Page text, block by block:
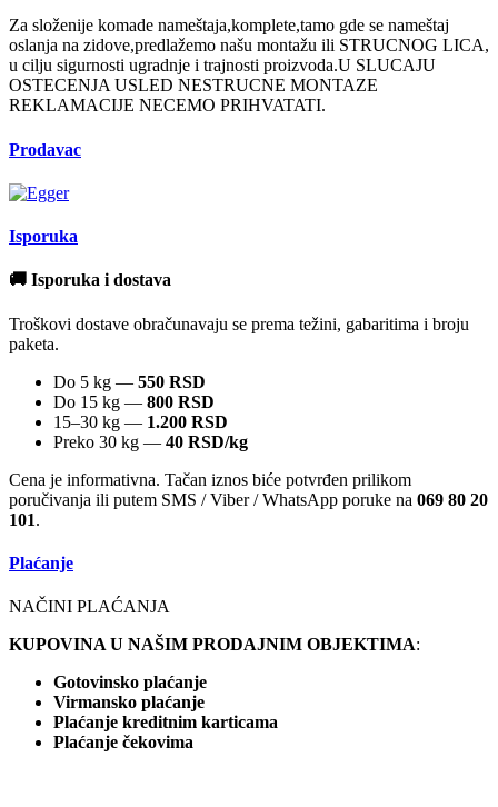
Za složenije komade nameštaja,komplete,tamo gde se nameštaj
oslanja na zidove,predlažemo našu montažu ili STRUCNOG LICA,
u cilju sigurnosti ugradnje i trajnosti proizvoda.U SLUCAJU
OSTECENJA USLED NESTRUCNE MONTAZE
REKLAMACIJE NECEMO PRIHVATATI.
Prodavac
Isporuka
🚚 Isporuka i dostava
Troškovi dostave obračunavaju se prema težini, gabaritima i broju
paketa.
Do 5 kg — 550 RSD
Do 15 kg — 800 RSD
15–30 kg — 1.200 RSD
Preko 30 kg — 40 RSD/kg
Cena je informativna. Tačan iznos biće potvrđen prilikom
poručivanja ili putem SMS / Viber / WhatsApp poruke na 069 80 20
101.
Plaćanje
NAČINI PLAĆANJA
KUPOVINA U NAŠIM PRODAJNIM OBJEKTIMA:
Gotovinsko plaćanje
Virmansko plaćanje
Plaćanje kreditnim karticama
Plaćanje čekovima